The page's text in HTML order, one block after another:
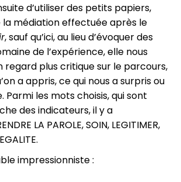
d’utiliser des petits papiers,
médiation effectuée après le
, sauf qu’ici, au lieu d’évoquer des
de l’expérience, elle nous
regard plus critique sur le parcours,
a appris, ce qui nous a surpris ou
Parmi les mots choisis, qui sont
des indicateurs, il y a
LA PAROLE, SOIN, LEGITIMER,
impressionniste :